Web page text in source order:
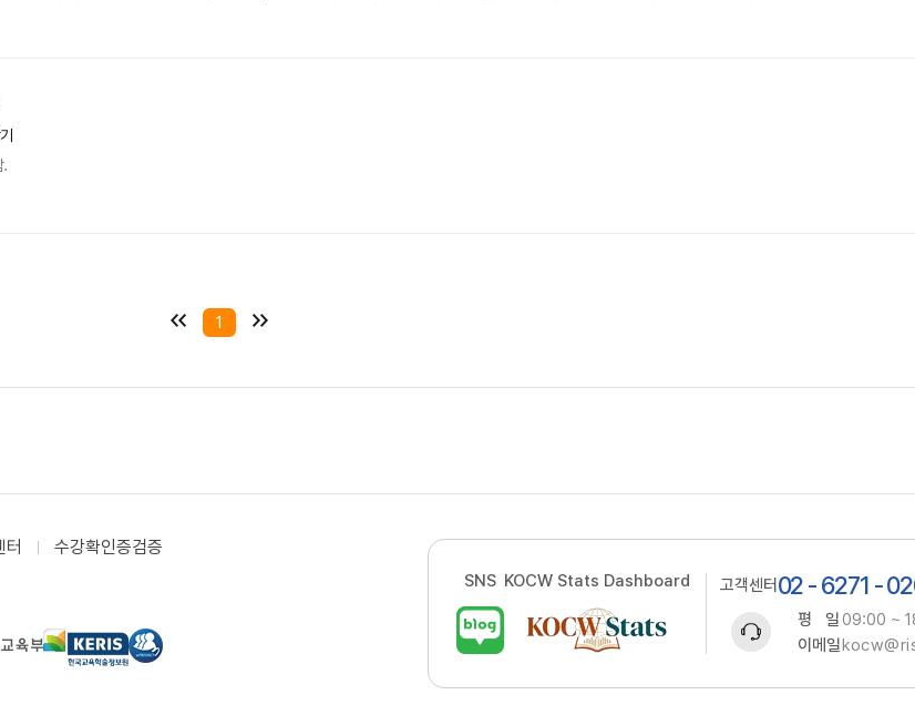
.
1
터 수강확인증검증
SNS KOCW Stats Dashboard 고객센터 02 - 6271 -
평 일09:00 ~
이메일